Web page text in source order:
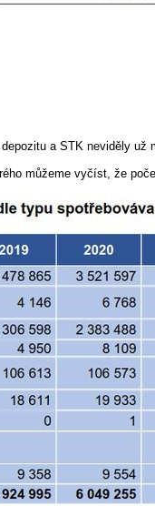
a STK neviděly
můžeme vyčíst, že